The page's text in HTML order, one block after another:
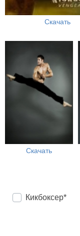
Скачать
Скачать
Кикбоксер*